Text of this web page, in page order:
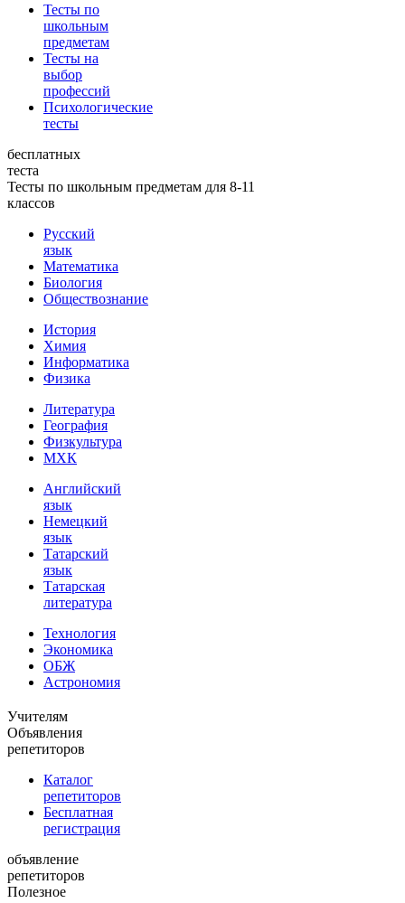
Тесты по
школьным
предметам
Тесты на
выбор
профессий
Психологические
тесты
бесплатных
теста
Тесты по школьным предметам для 8-11
классов
Русский
язык
Математика
Биология
Обществознание
История
Химия
Информатика
Физика
Литература
География
Физкультура
МХК
Английский
язык
Немецкий
язык
Татарский
язык
Татарская
литература
Технология
Экономика
ОБЖ
Астрономия
Учителям
Объявления
репетиторов
Каталог
репетиторов
Бесплатная
регистрация
объявление
репетиторов
Полезное